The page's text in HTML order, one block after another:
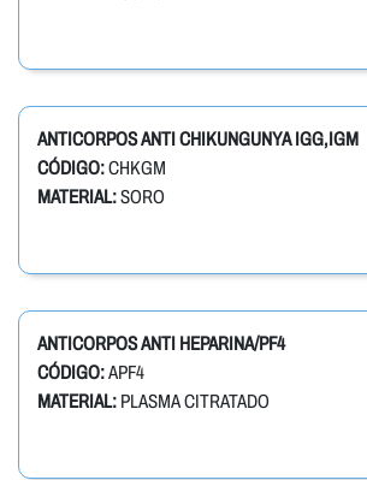
ANTICORPOS ANTI CHIKUNGUNYA IGG,IGM
CÓDIGO:CHKGM
MATERIAL:SORO
ANTICORPOS ANTI HEPARINA/PF4
CÓDIGO:APF4
MATERIAL: PLASMA CITRATADO